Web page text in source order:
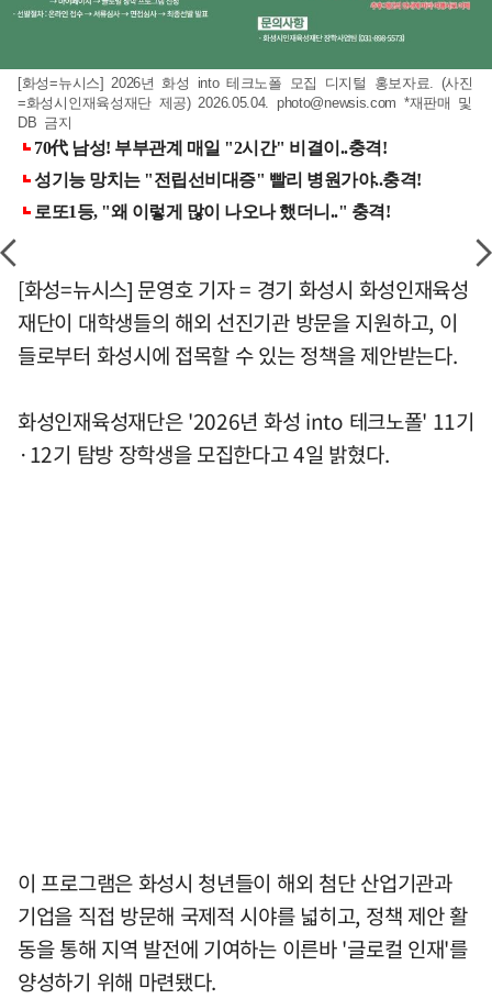
[화성=뉴시스] 2026년 화성 into 테크노폴 모집 디지털 홍보자료. (사진
=화성시인재육성재단 제공) 2026.05.04. photo@newsis.com *재판매 및
DB 금지
[화성=뉴시스] 문영호 기자 = 경기 화성시 화성인재육성
재단이 대학생들의 해외 선진기관 방문을 지원하고, 이
들로부터 화성시에 접목할 수 있는 정책을 제안받는다.
화성인재육성재단은 '2026년 화성 into 테크노폴' 11기
·12기 탐방 장학생을 모집한다고 4일 밝혔다.
이 프로그램은 화성시 청년들이 해외 첨단 산업기관과
기업을 직접 방문해 국제적 시야를 넓히고, 정책 제안 활
동을 통해 지역 발전에 기여하는 이른바 '글로컬 인재'를
양성하기 위해 마련됐다.